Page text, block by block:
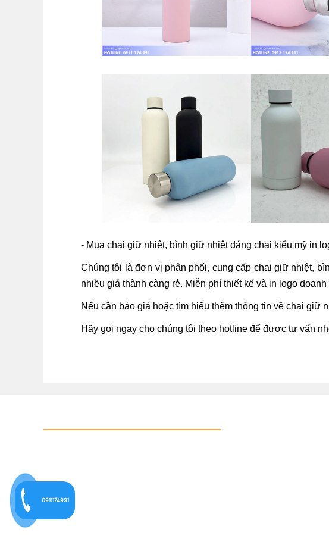
- Mua chai giữ nhiệt, bình giữ nhiệt dáng chai kiểu mỹ in
Chúng tôi là đơn vị phân phối, cung cấp chai giữ nhiệt,
nhiều giá thành càng rẻ. Miễn phí thiết kế và in logo
Nếu cần báo giá hoặc tìm hiểu thêm thông tin về chai giữ
Hãy gọi ngay cho chúng tôi theo hotline để được tư vấn
0911174991